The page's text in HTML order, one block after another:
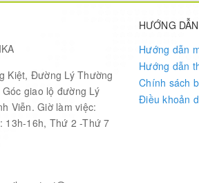
Kiệt, Đường Lý Thường
Góc giao lộ đường Lý
Viễn. Giờ làm việc:
13h-16h, Thứ 2 -Thứ 7
HƯỚNG DẪN
Hướng dẫn
Hướng dẫn
Chính sách
Điều khoản